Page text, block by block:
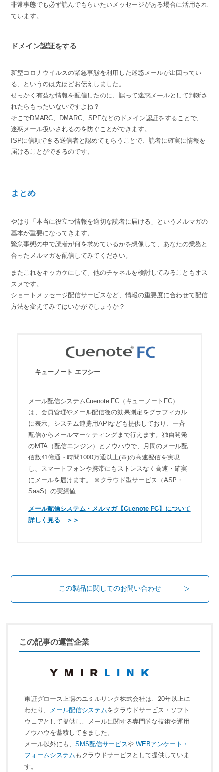
非常事態でも必ず読んでもらいたいメッセージがある場合に活用され
ています。
ドメイン認証をする
新型コロナウイルスの緊急事態を利用した迷惑メールが出回ってい
る、というのは先ほどお伝えしました。
せっかく有益な情報を配信したのに、誤って迷惑メールとして判断さ
れたらもったいないですよね？
そこでDMARC、DMARC、SPFなどのドメイン認証をすることで、
迷惑メール扱いされるのを防ぐことができます。
ISPに信頼できる送信者と認めてもらうことで、読者に確実に情報を
届けることができるのです。
まとめ
やはり「本当に役立つ情報を適切な読者に届ける」というメルマガの
基本が重要になってきます。
緊急事態の中で読者が何を求めているかを想像して、あなたの業務と
合ったメルマガを配信してみてください。
またこれをキッカケにして、他のチャネルを検討してみることもオス
スメです。
ショートメッセージ配信サービスなど、情報の重要度に合わせて配信
方法を変えてみてはいかがでしょうか？
キューノート エフシー
メール配信システムCuenote FC（キューノートFC）
は、会員管理やメール配信後の効果測定をグラフィカル
に表示。システム連携用APIなども提供しており、一斉
配信からメールマーケティングまで行えます。独自開発
のMTA（配信エンジン）とノウハウで、月間のメール配
信数41億通・時間1000万通以上(※)の高速配信を実現
し、スマートフォンや携帯にもストレスなく高速・確実
にメールを届けます。 ※クラウド型サービス（ASP・
SaaS）の実績値
メール配信システム・メルマガ【Cuenote FC】について
詳しく見る ＞＞
この製品に関してのお問い合わせ
この記事の運営企業
東証グロース上場のユミルリンク株式会社は、20年以上に
わたり、
メール配信システムをクラウドサービス・ソフト
ウェアとして提供し、メールに関する専門的な技術や運用
ノウハウを蓄積してきました。
メール以外にも、 SMS配信サービスや WEBアンケート・
フォームシステム もクラウドサービスとして提供していま
す。